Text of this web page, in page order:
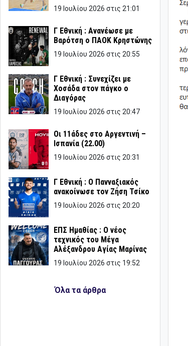
19 Ιουλίου 2026 στις 21:01
Γ Εθνική : Ανανέωσε με
Βαρότση ο ΠΑΟΚ Κρηστώνης
19 Ιουλίου 2026 στις 20:55
Γ Εθνική : Συνεχίζει με
Χοσάδα στον πάγκο ο
Διαγόρας
19 Ιουλίου 2026 στις 20:47
Οι 11άδες στο Αργεντινή –
Ισπανία (22.00)
19 Ιουλίου 2026 στις 20:31
Γ Εθνική : Ο Πανναξιακός
ανακοίνωσε τον Ζήση Τσίκο
19 Ιουλίου 2026 στις 20:20
ΕΠΣ Ημαθίας : Ο νέος
τεχνικός του Μέγα
Αλέξανδρου Αγίας Μαρίνας
19 Ιουλίου 2026 στις 19:52
Όλα τα άρθρα